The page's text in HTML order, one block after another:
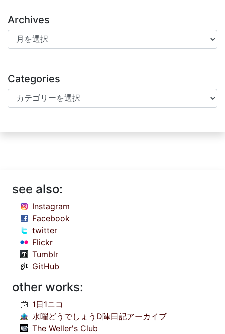
Archives
Archives
Categories
Categories
see also:
Instagram
Facebook
twitter
Flickr
Tumblr
GitHub
other works:
1日1ニコ
水曜どうでしょうD陣日記アーカイブ
The Weller's Club